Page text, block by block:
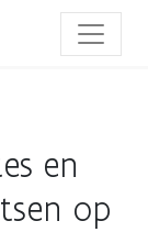
en
op